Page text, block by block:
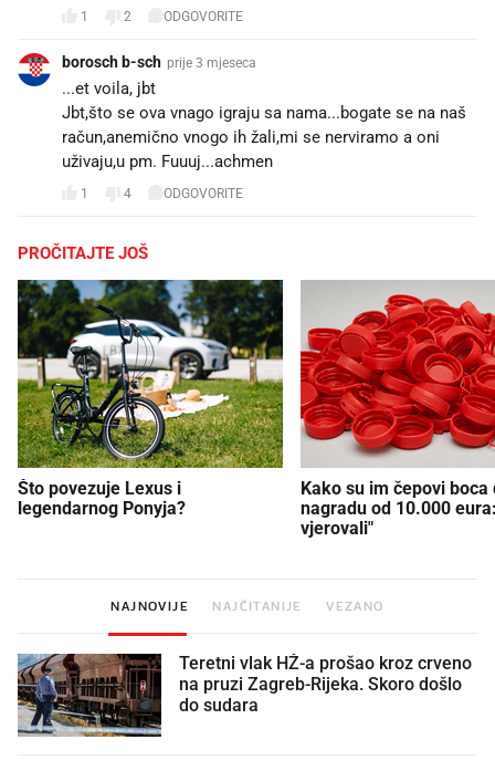
1 2 ODGOVORITE
borosch b-sch prije 3 mjeseca
...et voila, jbt
Jbt,što se ova vnago igraju sa nama...bogate se na naš
račun,anemično vnogo ih žali,mi se nerviramo a oni
uživaju,u pm. Fuuuj...achmen
1 4 ODGOVORITE
PROČITAJTE JOŠ
Što povezuje Lexus i
legendarnog Ponyja?
Kako su im čepovi boca
nagradu od 10.000
vjerovali"
NAJNOVIJE NAJČITANIJE VEZANO
Teretni vlak HŽ-a prošao kroz crveno
na pruzi Zagreb-Rijeka. Skoro došlo
do sudara